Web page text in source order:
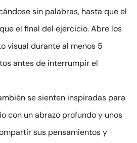
sin palabras, hasta que el
el final del ejercicio. Abre los
visual durante al menos 5
antes de interrumpir el
se sienten inspiradas para
con un abrazo profundo y unos
sus pensamientos y